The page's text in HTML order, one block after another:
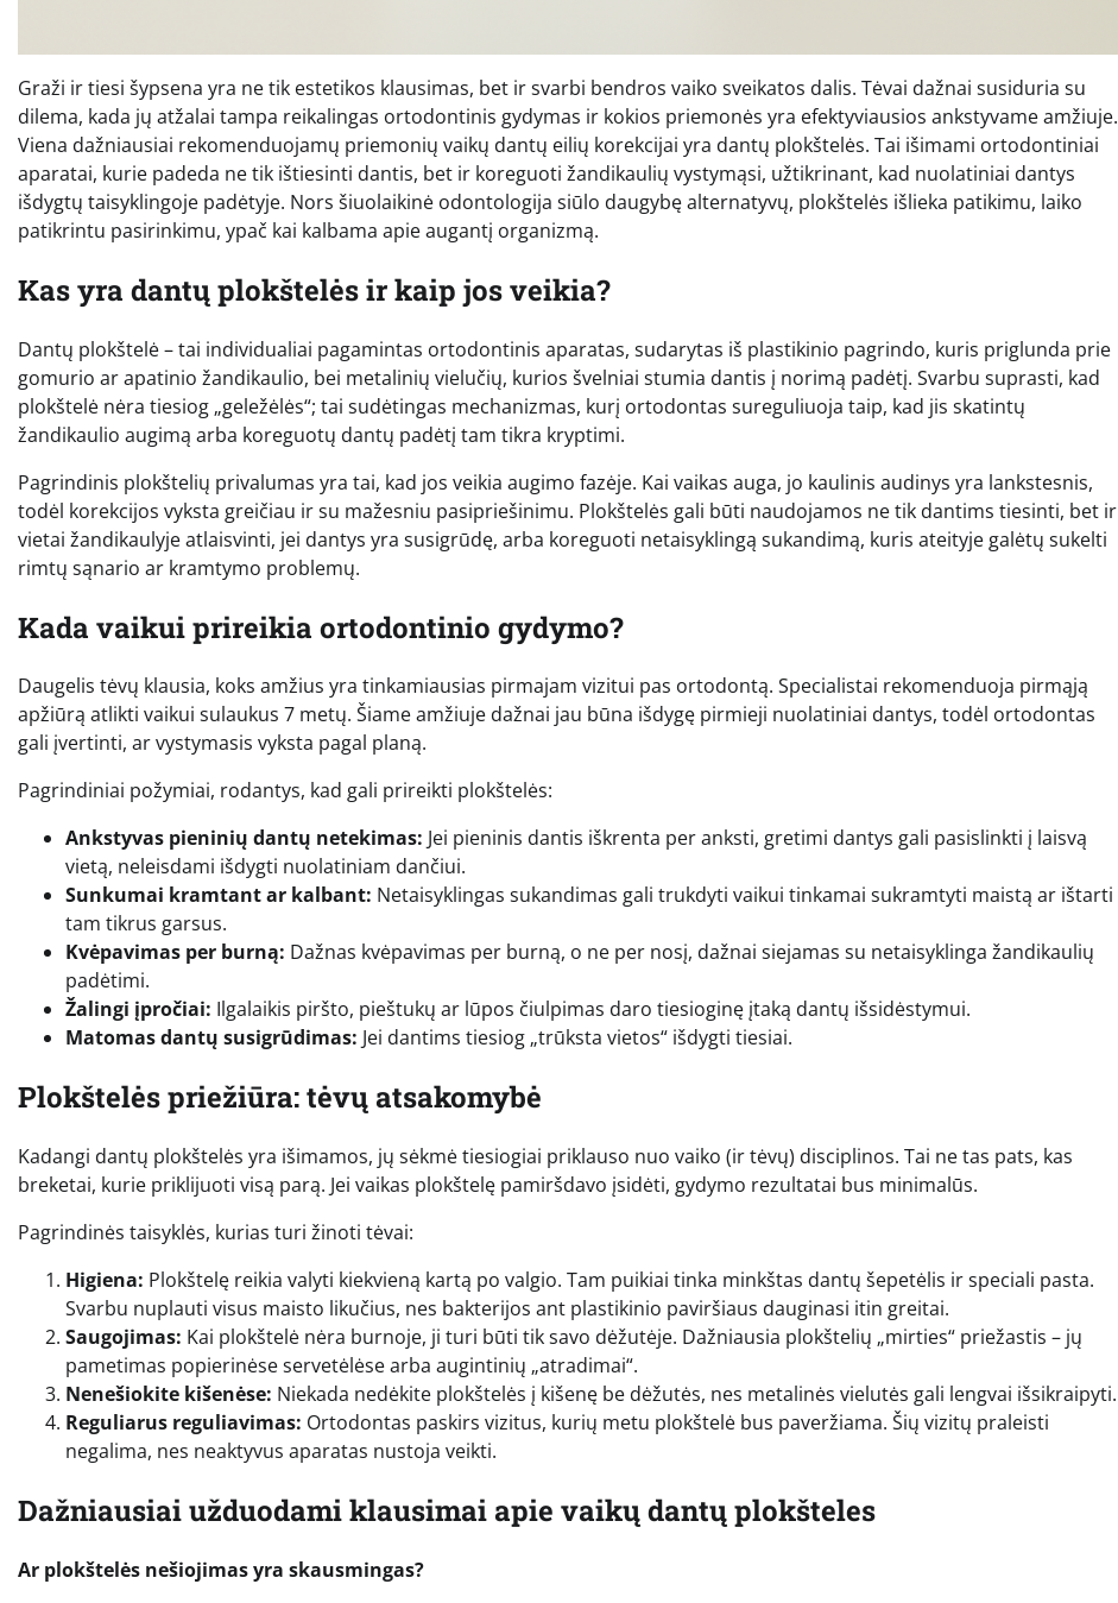
Graži ir tiesi šypsena yra ne tik estetikos klausimas, bet ir svarbi bendros vaiko sveikatos dalis. Tėvai dažnai susiduria su
dilema, kada jų atžalai tampa reikalingas ortodontinis gydymas ir kokios priemonės yra efektyviausios ankstyvame amžiuje.
Viena dažniausiai rekomenduojamų priemonių vaikų dantų eilių korekcijai yra dantų plokštelės. Tai išimami ortodontiniai
aparatai, kurie padeda ne tik ištiesinti dantis, bet ir koreguoti žandikaulių vystymąsi, užtikrinant, kad nuolatiniai dantys
išdygtų taisyklingoje padėtyje. Nors šiuolaikinė odontologija siūlo daugybę alternatyvų, plokštelės išlieka patikimu, laiko
patikrintu pasirinkimu, ypač kai kalbama apie augantį organizmą.
Kas yra dantų plokštelės ir kaip jos veikia?
Dantų plokštelė – tai individualiai pagamintas ortodontinis aparatas, sudarytas iš plastikinio pagrindo, kuris priglunda prie
gomurio ar apatinio žandikaulio, bei metalinių vielučių, kurios švelniai stumia dantis į norimą padėtį. Svarbu suprasti, kad
plokštelė nėra tiesiog „geležėlės“; tai sudėtingas mechanizmas, kurį ortodontas sureguliuoja taip, kad jis skatintų
žandikaulio augimą arba koreguotų dantų padėtį tam tikra kryptimi.
Pagrindinis plokštelių privalumas yra tai, kad jos veikia augimo fazėje. Kai vaikas auga, jo kaulinis audinys yra lankstesnis,
todėl korekcijos vyksta greičiau ir su mažesniu pasipriešinimu. Plokštelės gali būti naudojamos ne tik dantims tiesinti, bet ir
vietai žandikaulyje atlaisvinti, jei dantys yra susigrūdę, arba koreguoti netaisyklingą sukandimą, kuris ateityje galėtų sukelti
rimtų sąnario ar kramtymo problemų.
Kada vaikui prireikia ortodontinio gydymo?
Daugelis tėvų klausia, koks amžius yra tinkamiausias pirmajam vizitui pas ortodontą. Specialistai rekomenduoja pirmąją
apžiūrą atlikti vaikui sulaukus 7 metų. Šiame amžiuje dažnai jau būna išdygę pirmieji nuolatiniai dantys, todėl ortodontas
gali įvertinti, ar vystymasis vyksta pagal planą.
Pagrindiniai požymiai, rodantys, kad gali prireikti plokštelės:
Ankstyvas pieninių dantų netekimas: Jei pieninis dantis iškrenta per anksti, gretimi dantys gali pasislinkti į laisvą
vietą, neleisdami išdygti nuolatiniam dančiui.
Sunkumai kramtant ar kalbant: Netaisyklingas sukandimas gali trukdyti vaikui tinkamai sukramtyti maistą ar ištarti
tam tikrus garsus.
Kvėpavimas per burną: Dažnas kvėpavimas per burną, o ne per nosį, dažnai siejamas su netaisyklinga žandikaulių
padėtimi.
Žalingi įpročiai: Ilgalaikis piršto, pieštukų ar lūpos čiulpimas daro tiesioginę įtaką dantų išsidėstymui.
Matomas dantų susigrūdimas: Jei dantims tiesiog „trūksta vietos“ išdygti tiesiai.
Plokštelės priežiūra: tėvų atsakomybė
Kadangi dantų plokštelės yra išimamos, jų sėkmė tiesiogiai priklauso nuo vaiko (ir tėvų) disciplinos. Tai ne tas pats, kas
breketai, kurie priklijuoti visą parą. Jei vaikas plokštelę pamiršdavo įsidėti, gydymo rezultatai bus minimalūs.
Pagrindinės taisyklės, kurias turi žinoti tėvai:
Higiena: Plokštelę reikia valyti kiekvieną kartą po valgio. Tam puikiai tinka minkštas dantų šepetėlis ir speciali pasta.
Svarbu nuplauti visus maisto likučius, nes bakterijos ant plastikinio paviršiaus dauginasi itin greitai.
Saugojimas: Kai plokštelė nėra burnoje, ji turi būti tik savo dėžutėje. Dažniausia plokštelių „mirties“ priežastis – jų
pametimas popierinėse servetėlėse arba augintinių „atradimai“.
Nenešiokite kišenėse: Niekada nedėkite plokštelės į kišenę be dėžutės, nes metalinės vielutės gali lengvai išsikraipyti.
Reguliarus reguliavimas: Ortodontas paskirs vizitus, kurių metu plokštelė bus paveržiama. Šių vizitų praleisti
negalima, nes neaktyvus aparatas nustoja veikti.
Dažniausiai užduodami klausimai apie vaikų dantų plokšteles
Ar plokštelės nešiojimas yra skausmingas?